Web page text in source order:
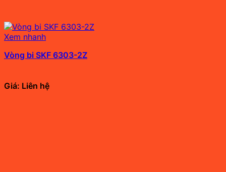
Xem nhanh
Vòng bi SKF 6303-2Z
Giá: Liên hệ